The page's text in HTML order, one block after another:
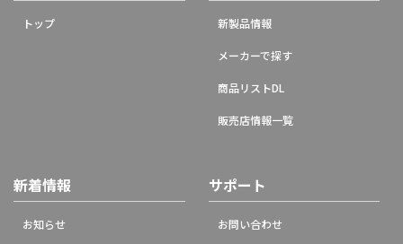
トップ 新製品情報
メーカーで探す
商品リストDL
販売店情報一覧
新着情報
お知らせ
サポート
お問い合わせ